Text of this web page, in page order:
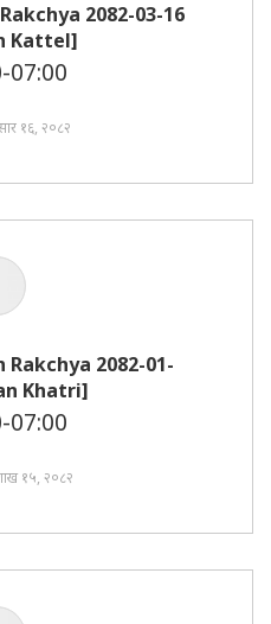
2082-03-16
Kattel]
07:00
१६, २०८२
Rakchya 2082-01-
Khatri]
07:00
१५, २०८२